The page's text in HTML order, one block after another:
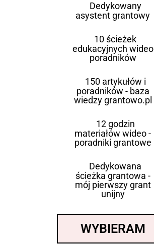
Dedykowany
asystent grantowy
10 ścieżek
edukacyjnych wideo
poradników
150 artykułów i
poradników - baza
wiedzy grantowo.pl
12 godzin
materiałów wideo -
poradniki grantowe
Dedykowana
ścieżka grantowa -
mój pierwszy grant
unijny
WYBIERAM